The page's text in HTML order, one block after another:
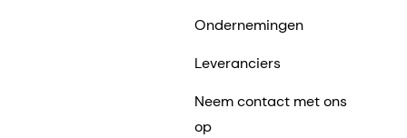
Ondernemingen
Leveranciers
Neem contact met ons
op